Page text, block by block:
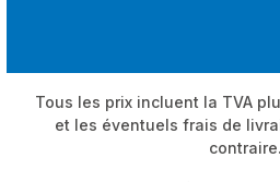
Tous les prix incluent la TVA
et les éventuels frais de
contraire.